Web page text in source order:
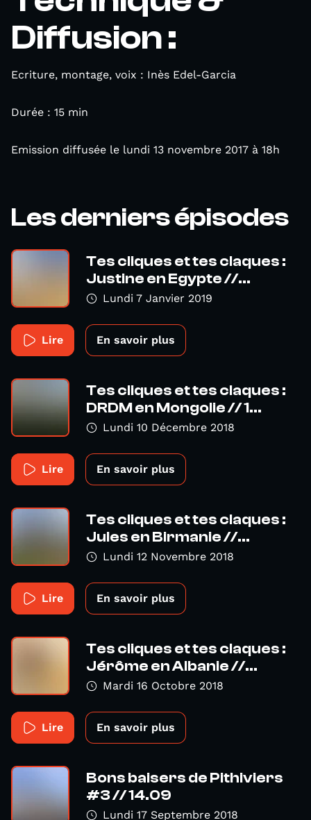
Diffusion :
Ecriture, montage, voix : Inès Edel-Garcia
Durée : 15 min
Emission diffusée le lundi 13 novembre 2017 à 18h
Les derniers épisodes
Tes cliques et tes claques :
Justine en Egypte //...
Lundi 7 Janvier 2019
Lire En savoir plus
Tes cliques et tes claques :
DRDM en Mongolie // 1...
Lundi 10 Décembre 2018
Lire En savoir plus
Tes cliques et tes claques :
Jules en Birmanie //...
Lundi 12 Novembre 2018
Lire En savoir plus
Tes cliques et tes claques :
Jérôme en Albanie //...
Mardi 16 Octobre 2018
Lire En savoir plus
Bons baisers de Pithiviers
#3 // 14.09
Lundi 17 Septembre 2018